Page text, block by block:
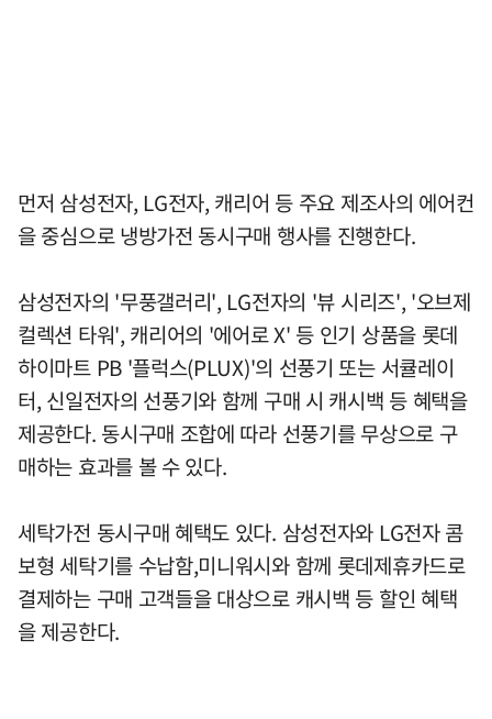
먼저 삼성전자, LG전자, 캐리어 등 주요 제조사의 에어컨
을 중심으로 냉방가전 동시구매 행사를 진행한다.
삼성전자의 '무풍갤러리', LG전자의 '뷰 시리즈', '오브제
컬렉션 타워', 캐리어의 '에어로 X' 등 인기 상품을 롯데
하이마트 PB '플럭스(PLUX)'의 선풍기 또는 서큘레이
터, 신일전자의 선풍기와 함께 구매 시 캐시백 등 혜택을
제공한다. 동시구매 조합에 따라 선풍기를 무상으로 구
매하는 효과를 볼 수 있다.
세탁가전 동시구매 혜택도 있다. 삼성전자와 LG전자 콤
보형 세탁기를 수납함,미니워시와 함께 롯데제휴카드로
결제하는 구매 고객들을 대상으로 캐시백 등 할인 혜택
을 제공한다.